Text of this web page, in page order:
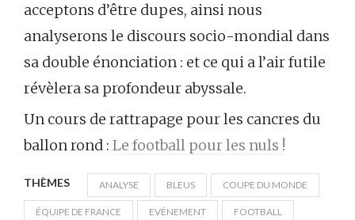
acceptons d’être dupes, ainsi nous
analyserons le discours socio-mondial dans
sa double énonciation : et ce qui a l’air futile
révèlera sa profondeur abyssale.
Un cours de rattrapage pour les cancres du
ballon rond : Le football pour les nuls !
THÈMES ANALYSE BLEUS COUPE DU MONDE
ÉQUIPE DE FRANCE EVÉNEMENT FOOTBALL